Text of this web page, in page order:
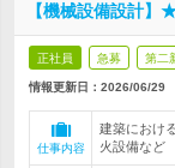
【機械設備設計
正社員 急募 第二
情報更新日：2026/06/29
仕事内容
建築におけ
火設備など